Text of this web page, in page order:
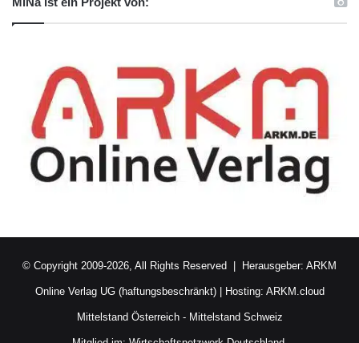
© Copyright 2009-2026, All Rights Reserved | Herausgeber: ARKM
Online Verlag UG (haftungsbeschränkt)| Hosting: ARKM.cloud
Mittelstand Österreich- Mittelstand Schweiz